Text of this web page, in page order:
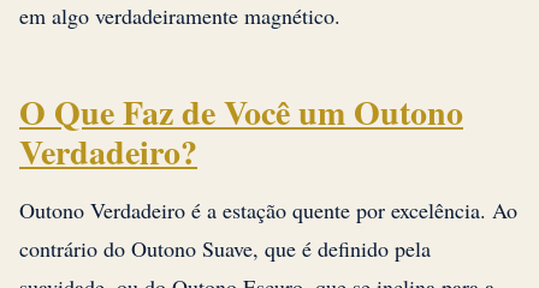
em algo verdadeiramente magnético.
O Que Faz de Você um Outono
Verdadeiro?
Outono Verdadeiro é a estação quente por excelência. Ao
contrário do Outono Suave, que é definido pela